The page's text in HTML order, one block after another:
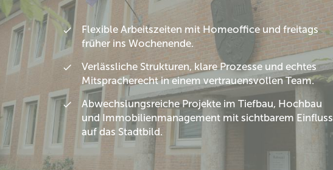
Flexible Arbeitszeiten mit Homeoffice und freitags
früher ins Wochenende.
Verlässliche Strukturen, klare Prozesse und echtes
Mitspracherecht in einem vertrauensvollen Team.
Abwechslungsreiche Projekte im Tiefbau, Hochbau
und Immobilienmanagement mit sichtbarem Einfluss
auf das Stadtbild.